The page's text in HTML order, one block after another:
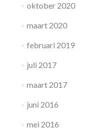
oktober 2020
maart 2020
februari 2019
juli 2017
maart 2017
juni 2016
mei 2016